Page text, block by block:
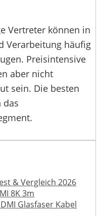
Vertreter können in
Verarbeitung häufig
Preisintensive
aber nicht
sein. Die besten
das
& Vergleich 2026
8K 3m
Glasfaser Kabel